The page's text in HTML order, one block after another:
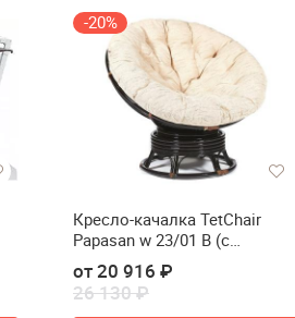
-20%
Кресло-качалка TetChair
Papasan w 23/01 B (с
подушкой)
от 20 916 ₽
26 130 ₽